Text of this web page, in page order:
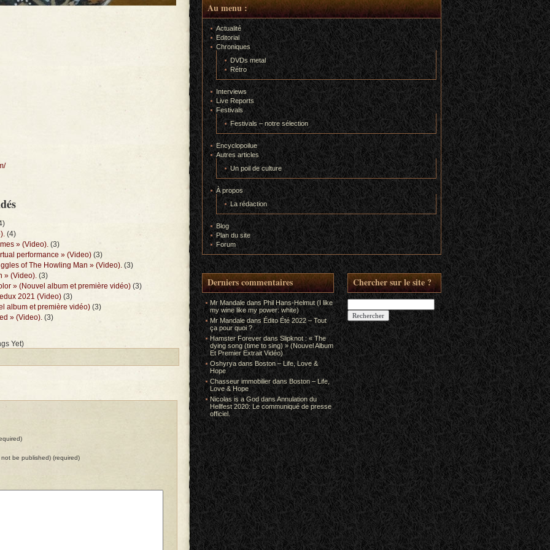
(4)
» (Video). (3)
performance » (Video) (3)
of The Howling Man » (Video). (3)
» (Video). (3)
» (Nouvel album et première vidéo) (3)
2021 (Video) (3)
album et première vidéo) (3)
» (Video). (3)
Yet)
not be published) (required)
Au menu :
Actualité
Editorial
Chroniques
DVDs metal
Rétro
Interviews
Live Reports
Festivals
Festivals – notre sélection
Encyclopoilue
Autres articles
Un poil de culture
À propos
La rédaction
Blog
Plan du site
Forum
Derniers commentaires
Mr Mandaledans Phil Hans-Helmut (I like
my wine like my power: white)
Mr MandaledansÉdito Été 2022 – Tout
ça pour quoi ?
Hamster Forever dans Slipknot : « The
dying song (time to sing) » (Nouvel Album
Et Premier Extrait Vidéo)
Oshyrya dans Boston – Life, Love &
Hope
Chasseur immobilier dans Boston – Life,
Love & Hope
Nicolas is a GoddansAnnulation du
Hellfest 2020: Le communiqué de presse
officiel.
Chercher sur le site ?
Rechercher :